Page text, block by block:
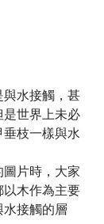
水接觸，甚
世界上未必
枝一樣與水
片時，大家
木作為主要
接觸的層